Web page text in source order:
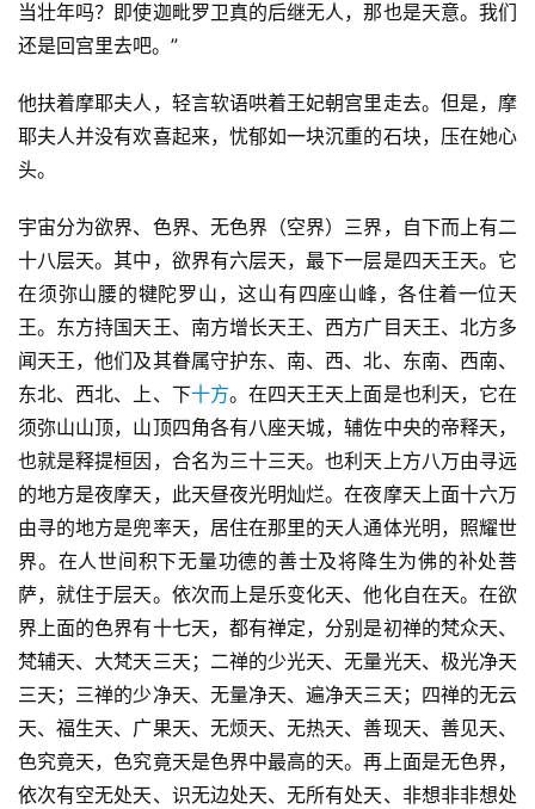
当壮年吗？即使迦毗罗卫真的后继无人，那也是天意。我们
还是回宫里去吧。”
他扶着摩耶夫人，轻言软语哄着王妃朝宫里走去。但是，摩
耶夫人并没有欢喜起来，忧郁如一块沉重的石块，压在她心
头。
宇宙分为欲界、色界、无色界（空界）三界，自下而上有二
十八层天。其中，欲界有六层天，最下一层是四天王天。它
在须弥山腰的犍陀罗山，这山有四座山峰，各住着一位天
王。东方持国天王、南方增长天王、西方广目天王、北方多
闻天王，他们及其眷属守护东、南、西、北、东南、西南、
东北、西北、上、下十方。在四天王天上面是也利天，它在
须弥山山顶，山顶四角各有八座天城，辅佐中央的帝释天，
也就是释提桓因，合名为三十三天。也利天上方八万由寻远
的地方是夜摩天，此天昼夜光明灿烂。在夜摩天上面十六万
由寻的地方是兜率天，居住在那里的天人通体光明，照耀世
界。在人世间积下无量功德的善士及将降生为佛的补处菩
萨，就住于层天。依次而上是乐变化天、他化自在天。在欲
界上面的色界有十七天，都有禅定，分别是初禅的梵众天、
梵辅天、大梵天三天；二禅的少光天、无量光天、极光净天
三天；三禅的少净天、无量净天、遍净天三天；四禅的无云
天、福生天、广果天、无烦天、无热天、善现天、善见天、
色究竟天，色究竟天是色界中最高的天。再上面是无色界，
依次有空无处天、识无边处天、无所有处天、非想非非想处